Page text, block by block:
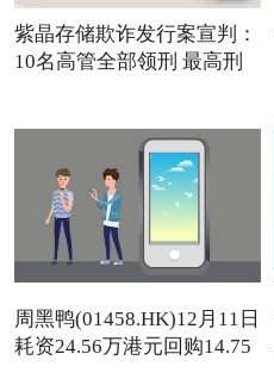
紫晶存储欺诈发行案宣判：
10名高管全部领刑 最高刑
周黑鸭(01458.HK)12月11日
耗资24.56万港元回购14.75